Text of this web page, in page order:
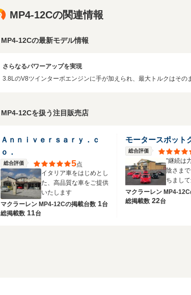
MP4-12Cの関連情報
MP4-12Cの最新モデル情報
さらなるパワーアップを実現
3.8LのV8ツインターボエンジンに手が加えられ、最大トルクはそ
MP4-12Cを扱う注目販売店
Ａｎｎｉｖｅｒｓａｒｙ．ｃ
ｏ．
総合評価 5点
イタリア車をはじめとし
た、高品質な車をご提供
いたします
マクラーレン MP4-12Cの掲載台数 1台
総掲載数 11台
モータースポット
総合評価
”継続は
陰さま
ちまし
りまし
マクラーレン MP4-
総掲載数 22台